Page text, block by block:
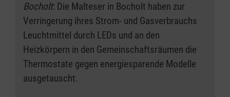
Bocholt: Die Malteser in Bocholt haben zur
Verringerung ihres Strom- und Gasverbrauchs
Leuchtmittel durch LEDs und an den
Heizkörpern in den Gemeinschaftsräumen die
Thermostate gegen energiesparende Modelle
ausgetauscht.